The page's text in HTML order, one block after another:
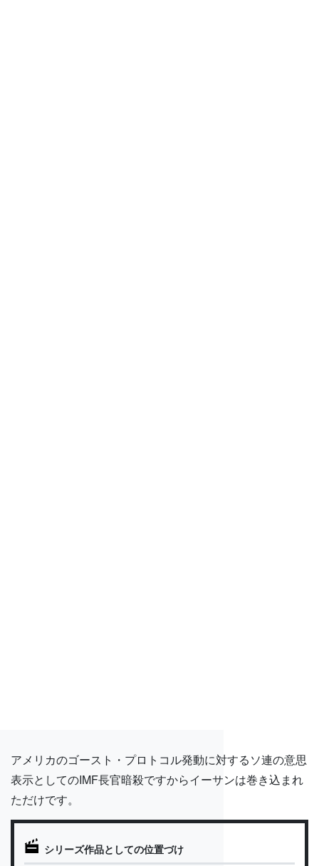
アメリカのゴースト・プロトコル発動に対するソ連の意思
表示としてのIMF長官暗殺ですからイーサンは巻き込まれ
ただけです。
シリーズ作品としての位置づけ